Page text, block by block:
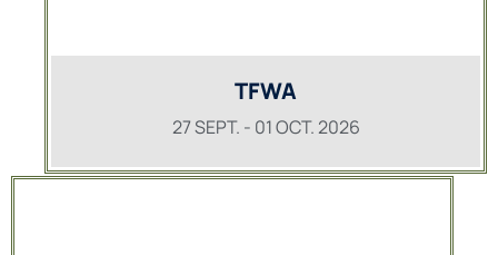
TFWA
27 SEPT. - 01 OCT. 2026